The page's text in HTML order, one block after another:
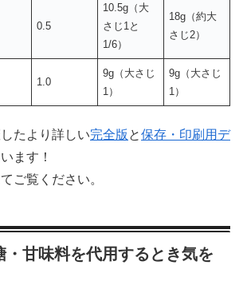
0.5
10.5g（大
さじ1と
1/6）
18g（約大
さじ2）
1.0
9g（大さじ
1）
9g（大さじ
1）
たより詳しい完全版 と保存・印刷用デ
ます！
ご覧ください。
・甘味料を代用するとき気を